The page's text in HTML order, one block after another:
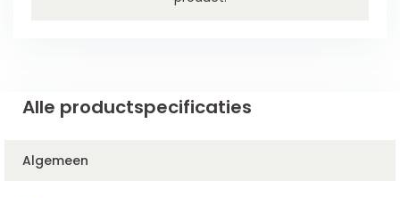
Alle productspecificaties
Algemeen